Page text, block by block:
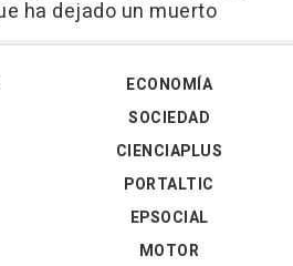
ha dejado un muerto
ECONOMÍA
SOCIEDAD
CIENCIAPLUS
PORTALTIC
EPSOCIAL
MOTOR